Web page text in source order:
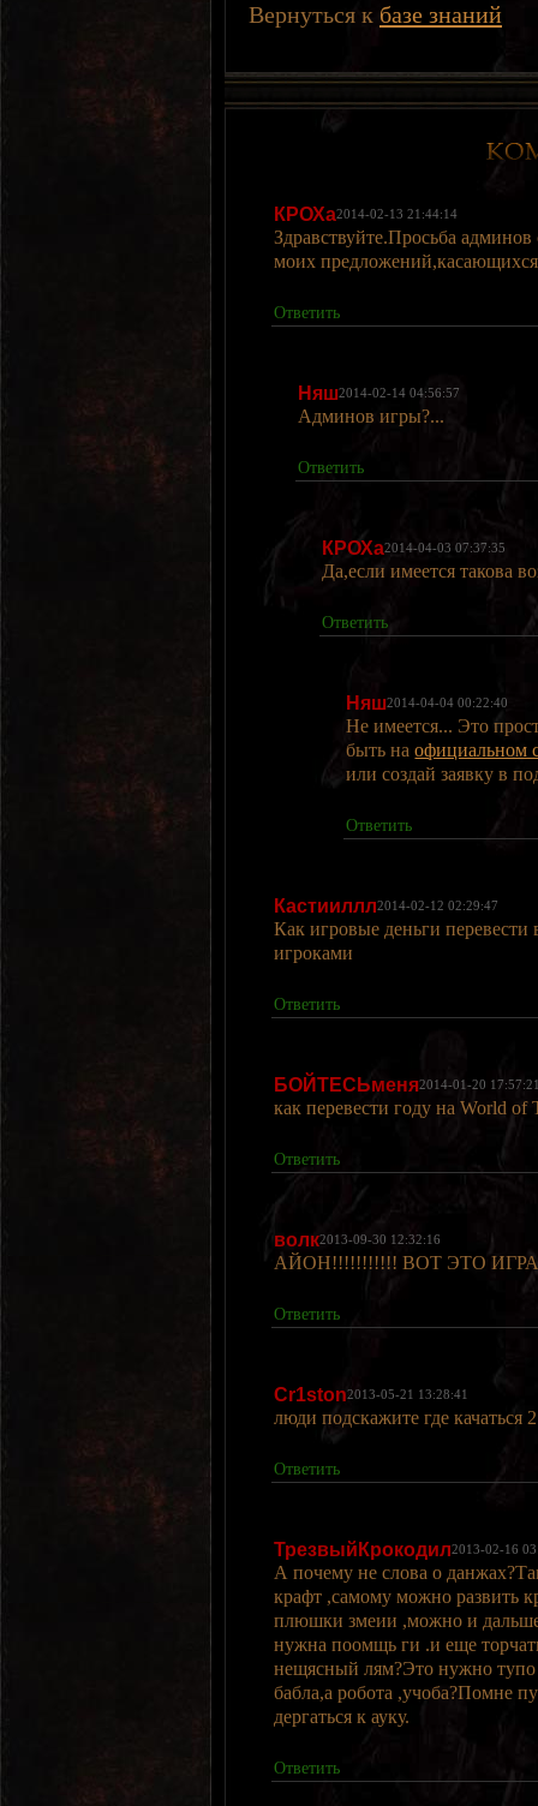
Вернуться к базе знаний
КРОХа2014-02-13 21:44:14
Здравствуйте.Просьба
моих
Ответить
Няш2014-02-14 04:56:57
Админов игры?...
Ответить
КРОХа2014-04-03 07:37:35
Да,если имеется такова
Ответить
Няш2014-04-04 00:22:40
Не имеется... Это
быть наофициальном
или создай заявку в
Ответить
Кастииллл2014-02-12 02:29:47
Как игровые деньги
игроками
Ответить
БОЙТЕСЬменя2014-01-20
как перевести году на World of
Ответить
волк2013-09-30 12:32:16
АЙОН!!!!!!!!!!! ВОТ ЭТО
Ответить
Cr1ston2013-05-21 13:28:41
люди подскажите где качаться
Ответить
ТрезвыйКрокодил2013-02-16
А почему не слова о
крафт ,самому можно развить
плюшки змеии ,можно и
нужна поомщь ги .и еще
нещясный лям?Это нужно тупо
бабла,а робота ,учоба?Помне
дергаться к ауку.
Ответить